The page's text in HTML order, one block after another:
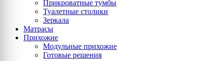
Прикроватные тумбы
Туалетные столики
Зеркала
Матрасы
Прихожие
Модульные прихожие
Готовые решения